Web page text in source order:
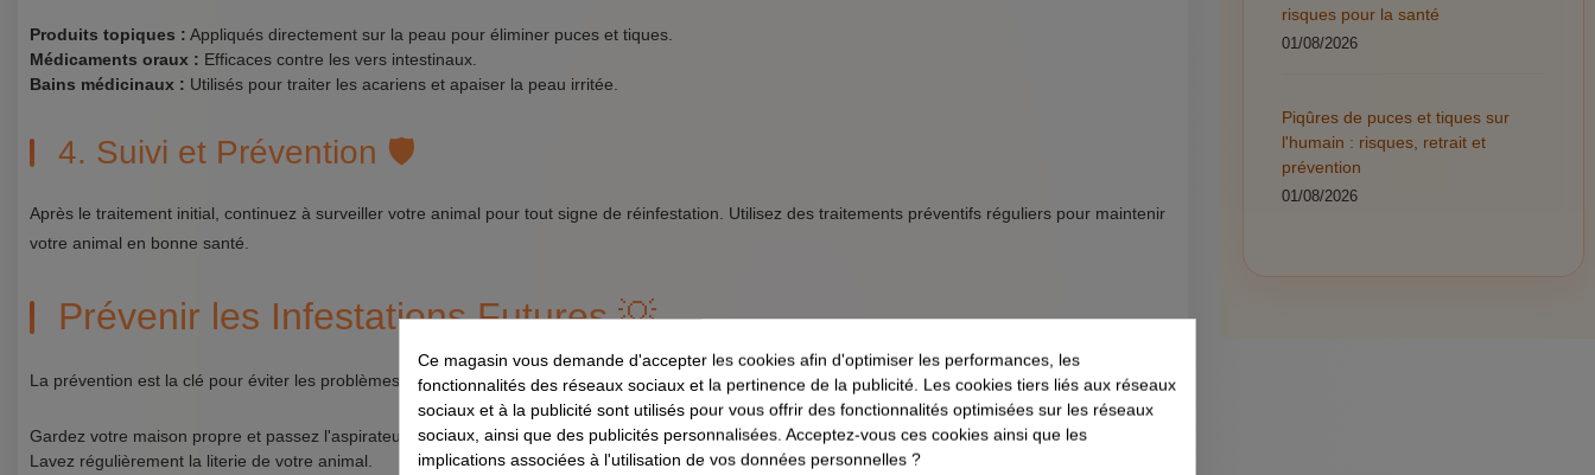
Produits topiques : Appliqués directement sur la peau pour éliminer puces et tiques.
Médicaments oraux : Efficaces contre les vers intestinaux.
Bains médicinaux : Utilisés pour traiter les acariens et apaiser la peau irritée.
4. Suivi et Prévention 🛡️
Après le traitement initial, continuez à surveiller votre animal pour tout signe de réinfestation. Utilisez des traitements préventifs réguliers pour maintenir
votre animal en bonne santé.
Prévenir les Infestations Futures 💡
La prévention est la clé pour éviter les problèmes futurs. Voici quelques conseils pratiques :
Gardez votre maison propre et passez l'aspirateur régulièrement, surtout dans les zones où votre animal passe le plus de temps.
Lavez régulièrement la literie de votre animal.
risques pour la santé
01/08/2026
Piqûres de puces et tiques sur
l'humain : risques, retrait et
prévention
01/08/2026
Ce magasin vous demande d'accepter les cookies afin d'optimiser les performances, les
fonctionnalités des réseaux sociaux et la pertinence de la publicité. Les cookies tiers liés aux réseaux
sociaux et à la publicité sont utilisés pour vous offrir des fonctionnalités optimisées sur les réseaux
sociaux, ainsi que des publicités personnalisées. Acceptez-vous ces cookies ainsi que les
implications associées à l'utilisation de vos données personnelles ?